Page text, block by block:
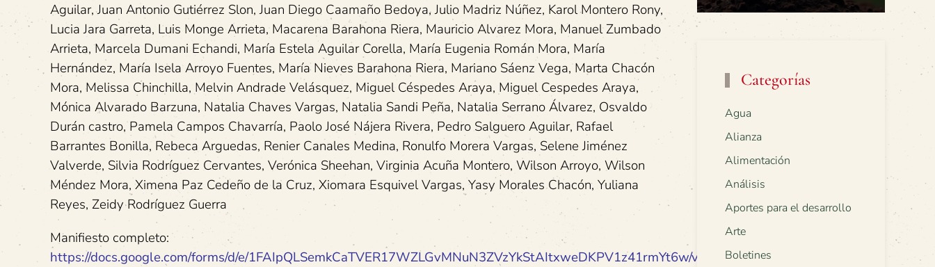
Aguilar, Juan Antonio Gutiérrez Slon, Juan Diego Caamaño Bedoya, Julio Madriz Núñez, Karol Montero Rony,
Lucia Jara Garreta, Luis Monge Arrieta, Macarena Barahona Riera, Mauricio Alvarez Mora, Manuel Zumbado
Arrieta, Marcela Dumani Echandi, María Estela Aguilar Corella, María Eugenia Román Mora, María
Hernández, María Isela Arroyo Fuentes, María Nieves Barahona Riera, Mariano Sáenz Vega, Marta Chacón
Mora, Melissa Chinchilla, Melvin Andrade Velásquez, Miguel Céspedes Araya, Miguel Cespedes Araya,
Mónica Alvarado Barzuna, Natalia Chaves Vargas, Natalia Sandi Peña, Natalia Serrano Álvarez, Osvaldo
Durán castro, Pamela Campos Chavarría, Paolo José Nájera Rivera, Pedro Salguero Aguilar, Rafael
Barrantes Bonilla, Rebeca Arguedas, Renier Canales Medina, Ronulfo Morera Vargas, Selene Jiménez
Valverde, Silvia Rodríguez Cervantes, Verónica Sheehan, Virginia Acuña Montero, Wilson Arroyo, Wilson
Méndez Mora, Ximena Paz Cedeño de la Cruz, Xiomara Esquivel Vargas, Yasy Morales Chacón, Yuliana
Reyes, Zeidy Rodríguez Guerra
Manifiesto completo:
https://docs.google.com/forms/d/e/1FAIpQLSemkCaTVER17WZLGvMNuN3ZVzYkStAItxweDKPV1z41rmYt6w/viewform
Categorías
Agua
Alianza
Alimentación
Análisis
Aportes para el desarrollo
Arte
Boletines